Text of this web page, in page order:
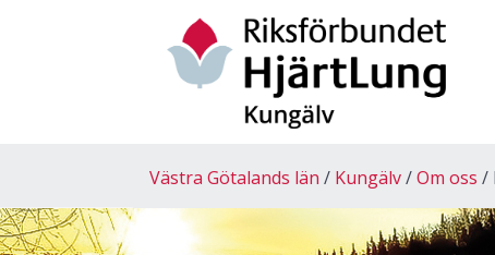
Västra Götalands län Kungälv Om oss